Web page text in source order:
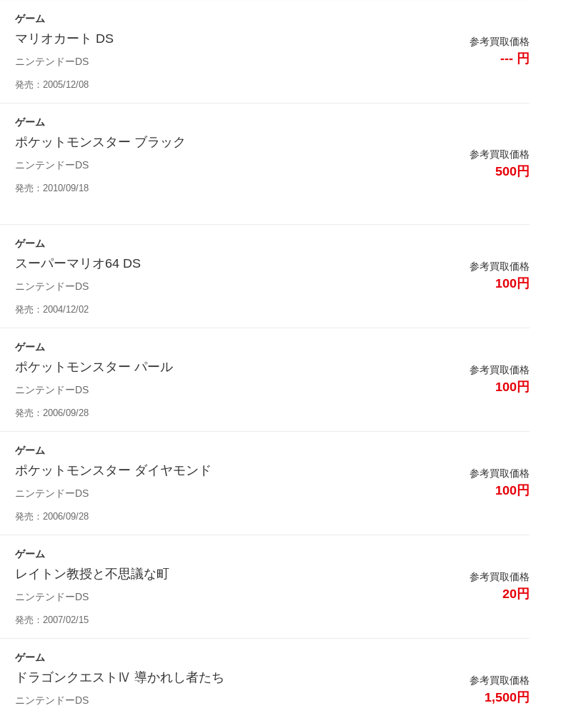
ゲーム
マリオカート DS
ニンテンドーDS
発売：2005/12/08
参考買取価格
--- 円
ゲーム
ポケットモンスター ブラック
ニンテンドーDS
発売：2010/09/18
参考買取価格
500円
ゲーム
スーパーマリオ64 DS
ニンテンドーDS
発売：2004/12/02
参考買取価格
100円
ゲーム
ポケットモンスター パール
ニンテンドーDS
発売：2006/09/28
参考買取価格
100円
ゲーム
ポケットモンスター ダイヤモンド
ニンテンドーDS
発売：2006/09/28
参考買取価格
100円
ゲーム
レイトン教授と不思議な町
ニンテンドーDS
発売：2007/02/15
参考買取価格
20円
ゲーム
ドラゴンクエストⅣ 導かれし者たち
ニンテンドーDS
参考買取価格
1,500円